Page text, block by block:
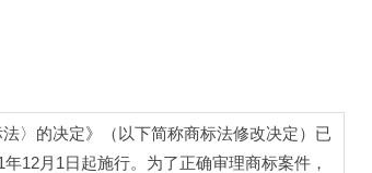
的决定》（以下简称商标法修改决定）已
12月1日起施行。为了正确审理商标案件，